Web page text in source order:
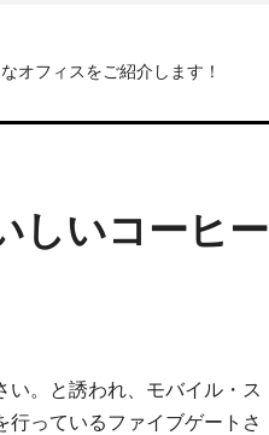
オフィスをご紹介します！
しいコーヒ
い。と誘われ、モバイル・ス
っているファイブゲートさ